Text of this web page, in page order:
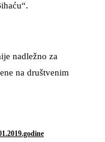
nadležno za
na društvenim